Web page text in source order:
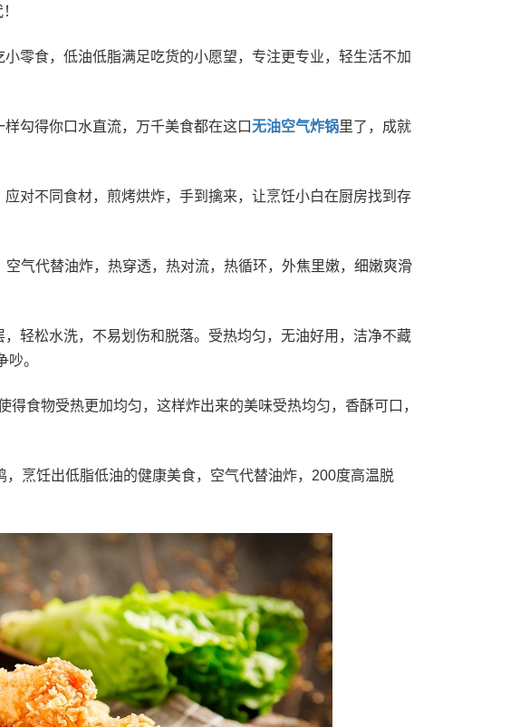
零食，低油低脂满足吃货的小愿望，专注更专业，轻生活不加
勾得你口水直流，万千美食都在这口无油空气炸锅里了，成就
对不同食材，煎烤烘炸，手到擒来，让烹饪小白在厨房找到存
气代替油炸，热穿透，热对流，热循环，外焦里嫩，细嫩爽滑
轻松水洗，不易划伤和脱落。受热均匀，无油好用，洁净不藏
。
食物受热更加均匀，这样炸出来的美味受热均匀，香酥可口，
烹饪出低脂低油的健康美食，空气代替油炸，200度高温脱